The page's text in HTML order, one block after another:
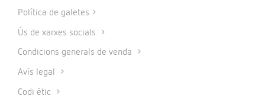
Política de galetes
Ús de xarxes socials
Condicions generals de venda
Avís legal
Codi ètic